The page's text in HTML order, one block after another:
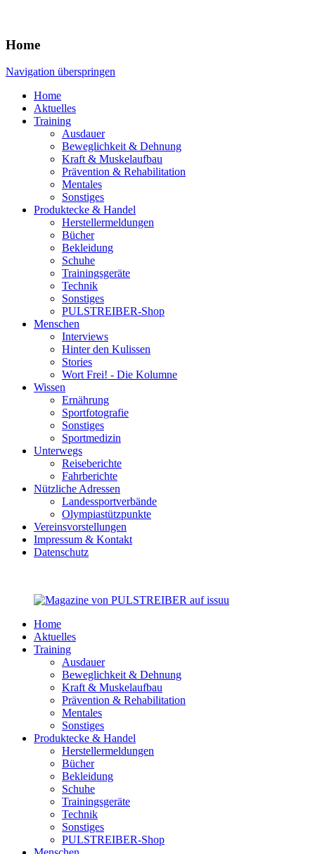
Home
Navigation überspringen
Home
Aktuelles
Training
Ausdauer
Beweglichkeit & Dehnung
Kraft & Muskelaufbau
Prävention & Rehabilitation
Mentales
Sonstiges
Produktecke & Handel
Herstellermeldungen
Bücher
Bekleidung
Schuhe
Trainingsgeräte
Technik
Sonstiges
PULSTREIBER-Shop
Menschen
Interviews
Hinter den Kulissen
Stories
Wort Frei! - Die Kolumne
Wissen
Ernährung
Sportfotografie
Sonstiges
Sportmedizin
Unterwegs
Reiseberichte
Fahrberichte
Nützliche Adressen
Landessportverbände
Olympiastützpunkte
Vereinsvorstellungen
Impressum & Kontakt
Datenschutz
Home
Aktuelles
Training
Ausdauer
Beweglichkeit & Dehnung
Kraft & Muskelaufbau
Prävention & Rehabilitation
Mentales
Sonstiges
Produktecke & Handel
Herstellermeldungen
Bücher
Bekleidung
Schuhe
Trainingsgeräte
Technik
Sonstiges
PULSTREIBER-Shop